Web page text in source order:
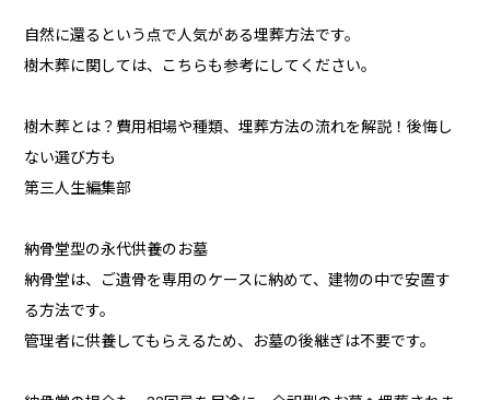
自然に還るという点で人気がある埋葬方法です。
樹木葬に関しては、こちらも参考にしてください。
樹木葬とは？費用相場や種類、埋葬方法の流れを解説！後悔し
ない選び方も
第三人生編集部
納骨堂型の永代供養のお墓
納骨堂は、ご遺骨を専用のケースに納めて、建物の中で安置す
る方法です。
管理者に供養してもらえるため、お墓の後継ぎは不要です。